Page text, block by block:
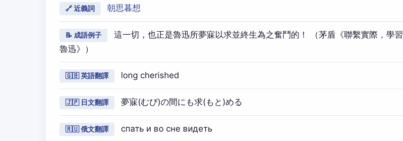
🔗 近義詞 朝思暮想
📝 成語例子
這一切，也正是魯迅所夢寐以求並終生為之奮鬥的！ （茅盾《聯繫實際，學習
魯迅》）
🇬🇧 英語翻譯 long cherished
🇯🇵 日文翻譯 夢寐(むび)の間にも求(もと)める
🇷🇺 俄文翻譯 спать и во сне видеть